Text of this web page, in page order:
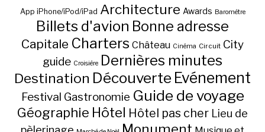
App iPhone/iPod/iPad Architecture Awards Baromètre
Billets d'avion Bonne adresse
Capitale Charters Château Cinéma Circuit City
guide Croisière Dernières minutes
Destination Découverte Evénement
Festival Gastronomie Guide de voyage
Géographie Hôtel Hôtel pas cher Lieu de